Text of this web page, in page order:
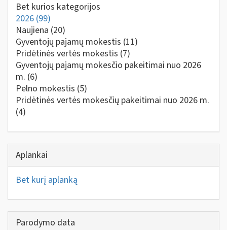
Bet kurios kategorijos
2026 (99)
Naujiena (20)
Gyventojų pajamų mokestis (11)
Pridėtinės vertės mokestis (7)
Gyventojų pajamų mokesčio pakeitimai nuo 2026
m. (6)
Pelno mokestis (5)
Pridėtinės vertės mokesčių pakeitimai nuo 2026 m.
(4)
Aplankai
Bet kurį aplanką
Parodymo data